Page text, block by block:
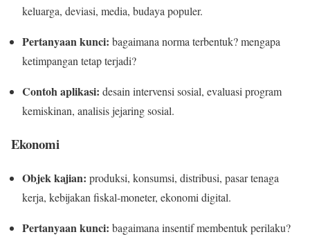
keluarga, deviasi, media, budaya populer.
Pertanyaan kunci: bagaimana norma terbentuk? mengapa
ketimpangan tetap terjadi?
Contoh aplikasi: desain intervensi sosial, evaluasi program
kemiskinan, analisis jejaring sosial.
Ekonomi
Objek kajian: produksi, konsumsi, distribusi, pasar tenaga
kerja, kebijakan fiskal-moneter, ekonomi digital.
Pertanyaan kunci: bagaimana insentif membentuk perilaku?